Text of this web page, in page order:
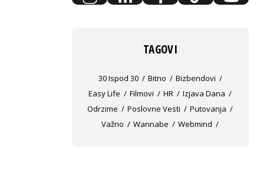
TAGOVI
30 Ispod 30 Bitno
Bizbendovi
Easy Life
Filmovi HR
Izjava Dana
Odrzime
Poslovne Vesti
Putovanja
Važno
Wannabe Webmind